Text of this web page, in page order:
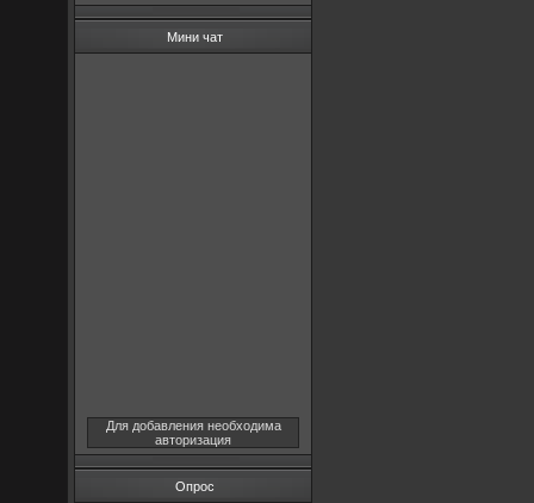
Мини чат
Для добавления необходима
авторизация
Опрос